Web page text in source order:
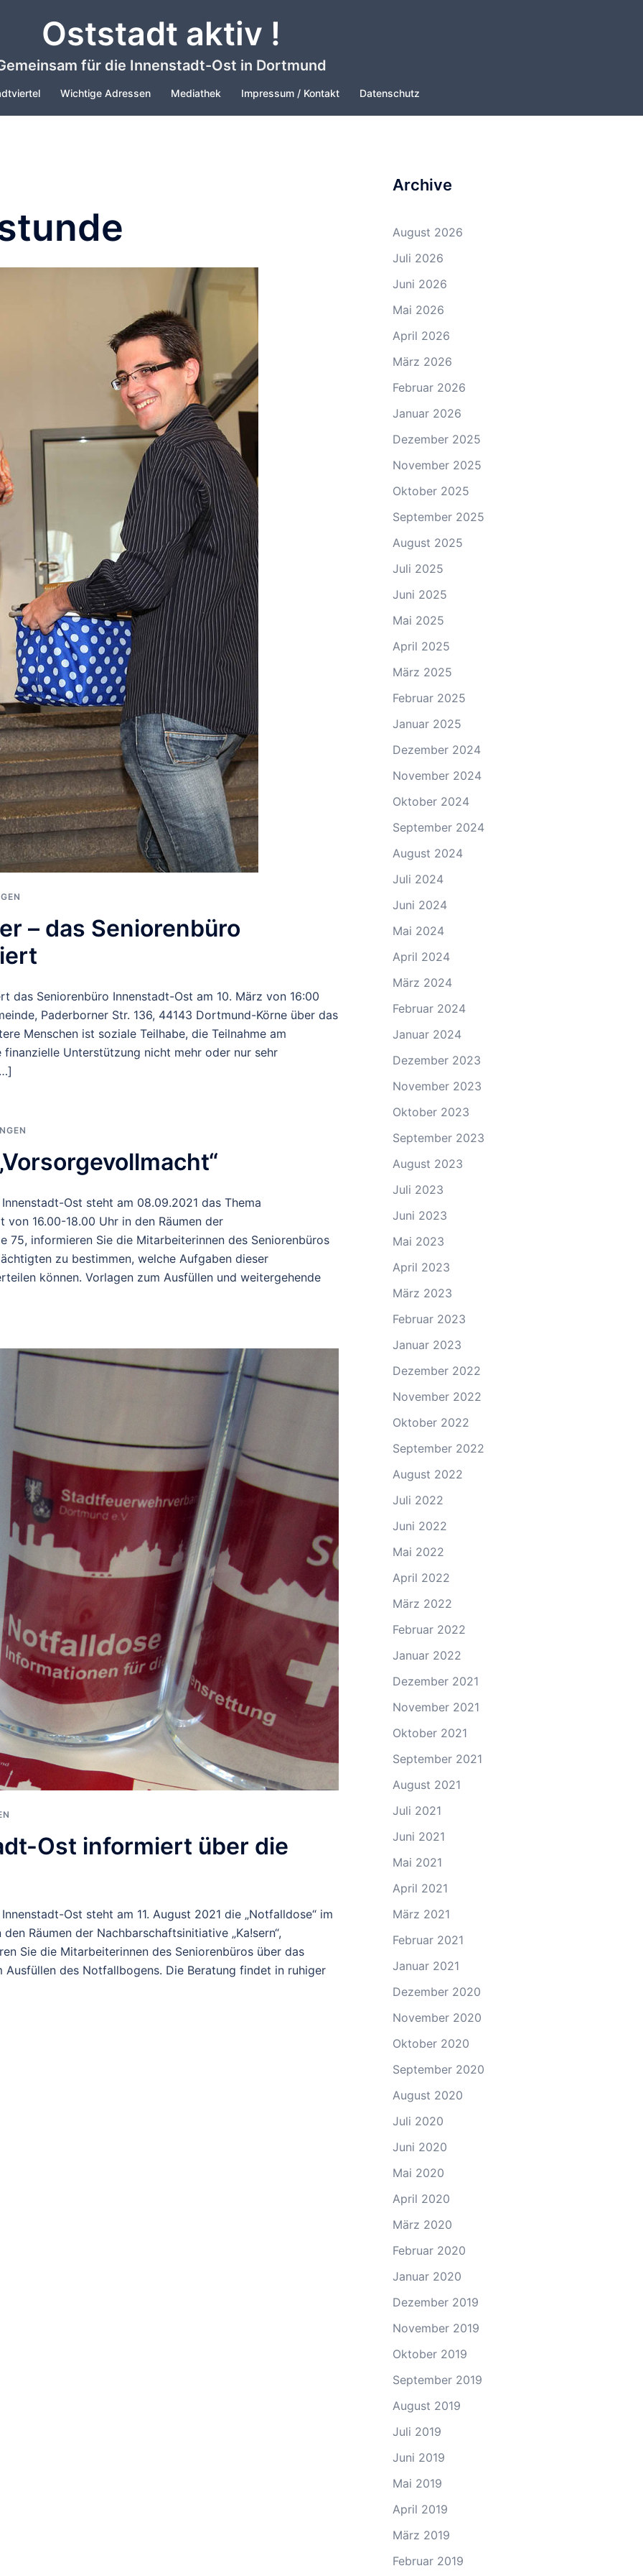
Oststadt aktiv !
für die Innenstadt-Ost in Dortmund
Wichtige Adressen Mediathek Impressum / Kontakt Datenschutz
– das Seniorenbüro
das Seniorenbüro Innenstadt-Ost am 10. März von 16:00
Paderborner Str. 136, 44143 Dortmund-Körne über das
Menschen ist soziale Teilhabe, die Teilnahme am
Unterstützung nicht mehr oder nur sehr
Ost steht am 08.09.2021 das Thema
16.00-18.00 Uhr in den Räumen der
75, informieren Sie die Mitarbeiterinnen des Seniorenbüros
zu bestimmen, welche Aufgaben dieser
können. Vorlagen zum Ausfüllen und weitergehende
Ost informiert über die
Ost steht am 11. August 2021 die „Notfalldose“ im
Räumen der Nachbarschaftsinitiative „Ka!sern“,
Sie die Mitarbeiterinnen des Seniorenbüros über das
des Notfallbogens. Die Beratung findet in ruhiger
Archive
August 2026
Juli 2026
Juni 2026
Mai 2026
April 2026
März 2026
Februar 2026
Januar 2026
Dezember 2025
November 2025
Oktober 2025
September 2025
August 2025
Juli 2025
Juni 2025
Mai 2025
April 2025
März 2025
Februar 2025
Januar 2025
Dezember 2024
November 2024
Oktober 2024
September 2024
August 2024
Juli 2024
Juni 2024
Mai 2024
April 2024
März 2024
Februar 2024
Januar 2024
Dezember 2023
November 2023
Oktober 2023
September 2023
August 2023
Juli 2023
Juni 2023
Mai 2023
April 2023
März 2023
Februar 2023
Januar 2023
Dezember 2022
November 2022
Oktober 2022
September 2022
August 2022
Juli 2022
Juni 2022
Mai 2022
April 2022
März 2022
Februar 2022
Januar 2022
Dezember 2021
November 2021
Oktober 2021
September 2021
August 2021
Juli 2021
Juni 2021
Mai 2021
April 2021
März 2021
Februar 2021
Januar 2021
Dezember 2020
November 2020
Oktober 2020
September 2020
August 2020
Juli 2020
Juni 2020
Mai 2020
April 2020
März 2020
Februar 2020
Januar 2020
Dezember 2019
November 2019
Oktober 2019
September 2019
August 2019
Juli 2019
Juni 2019
Mai 2019
April 2019
März 2019
Februar 2019